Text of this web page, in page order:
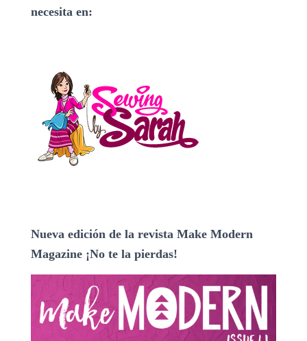
necesita en:
Nueva edición de la revista Make Modern
Magazine ¡No te la pierdas!